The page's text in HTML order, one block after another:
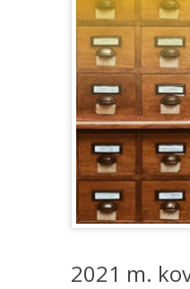
2021 m.